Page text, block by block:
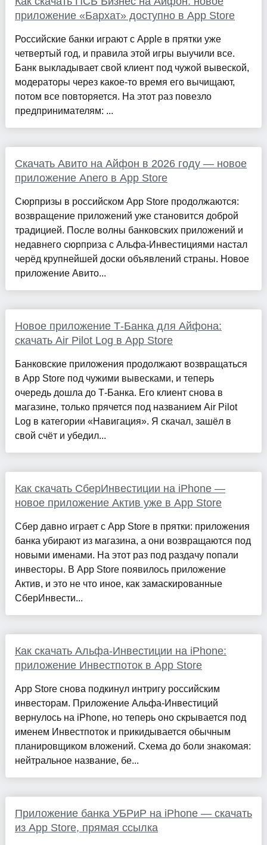
приложение «Бархат» доступно в App Store
Российские банки играют с Apple в прятки уже
четвертый год, и правила этой игры выучили все.
Банк выкладывает свой клиент под чужой вывеской,
модераторы через какое-то время его вычищают,
потом все повторяется. На этот раз повезло
предпринимателям: ...
Скачать Авито на Айфон в 2026 году — новое
приложение Anero в App Store
Сюрпризы в российском App Store продолжаются:
возвращение приложений уже становится доброй
традицией. После волны банковских приложений и
недавнего сюрприза с Альфа-Инвестициями настал
черёд крупнейшей доски объявлений страны. Новое
приложение Авито...
Новое приложение Т-Банка для Айфона:
скачать Air Pilot Log в App Store
Банковские приложения продолжают возвращаться
в App Store под чужими вывесками, и теперь
очередь дошла до Т-Банка. Его клиент снова в
магазине, только прячется под названием Air Pilot
Log в категории «Навигация». Я скачал, зашёл в
свой счёт и убедил...
Как скачать СберИнвестиции на iPhone —
новое приложение Актив уже в App Store
Сбер давно играет с App Store в прятки: приложения
банка убирают из магазина, а они возвращаются под
новыми именами. На этот раз под раздачу попали
инвесторы. В App Store появилось приложение
Актив, и это не что иное, как замаскированные
СберИнвести...
Как скачать Альфа-Инвестиции на iPhone:
приложение Инвестпоток в App Store
App Store снова подкинул интригу российским
инвесторам. Приложение Альфа-Инвестиций
вернулось на iPhone, но теперь оно скрывается под
именем Инвестпоток и прикидывается обычным
планировщиком вложений. Схема до боли знакомая:
нейтральное название, бе...
Приложение банка УБРиР на iPhone — скачать
из App Store, прямая ссылка